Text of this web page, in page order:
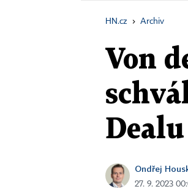
HN.cz › Archiv
Von
Ondřej
27. 9. 2023